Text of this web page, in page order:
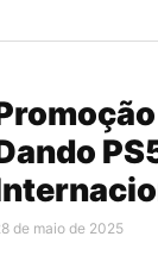
de maio de 2025